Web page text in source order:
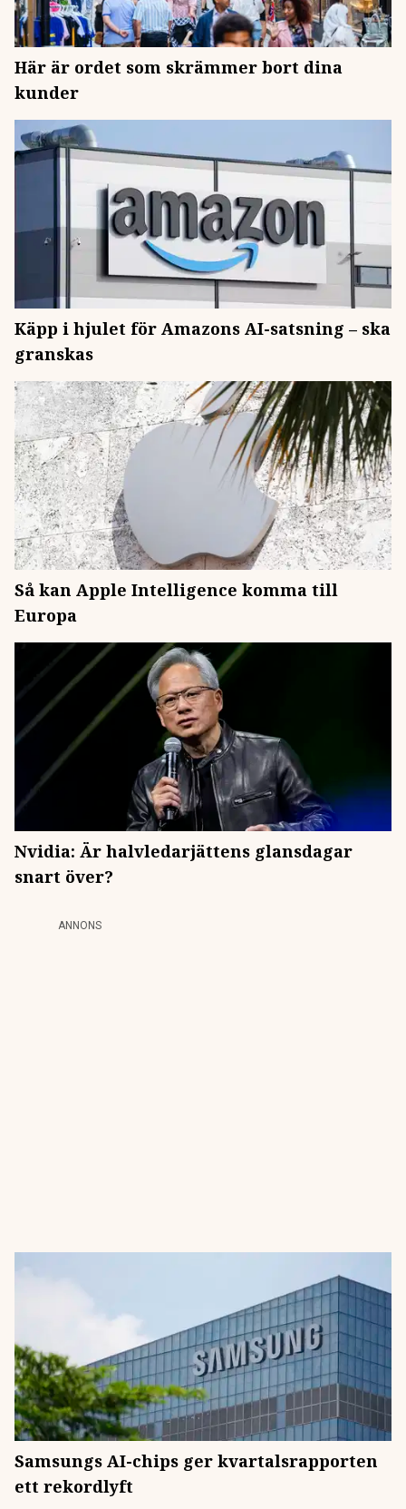
Här är ordet som skrämmer bort dina
kunder
Käpp i hjulet för Amazons AI-satsning – ska
granskas
Så kan Apple Intelligence komma till
Europa
Nvidia: Är halvledarjättens glansdagar
snart över?
ANNONS
Samsungs AI-chips ger kvartalsrapporten
ett rekordlyft